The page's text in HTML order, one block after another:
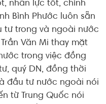
nhân lực tốt, chính
Bình Phước luôn sẵn
tư trong và ngoài nước
Văn Mi thay mặt
trong việc đồng
quý DN, đồng thời
đầu tư nước ngoài nói
từ Trung Quốc nói